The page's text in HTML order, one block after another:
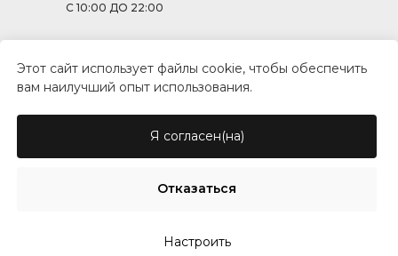
© CONCEPT MARKET, 2026
С 10:00 ДО 22:00
ПУБЛИЧНАЯ ОФЕРТА
Этот сайт использует файлы cookie, чтобы обеспечить
вам наилучший опыт использования.
Я согласен(на)
Отказаться
Настроить
Made on Tilda